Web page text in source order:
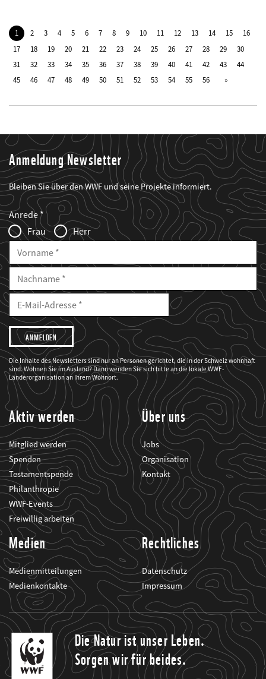
1 2 3 4 5 6 7 8 9 10 11 12 13 14 15
16
17
18 19 20 21 22 23 24 25 26 27 28 29
30
31
32 33 34 35 36 37 38 39 40 41 42 43
44
45
46 47 48 49 50 51 52 53 54 55 56
Anmeldung Newsletter
Bleiben Sie über den WWF und seine Projekte informiert.
Web2Case
Infofelder
Fieldset
anrede_name
Anrede
Frau
Herr
Vorname
Nachname
E-
Mailadresse
E-
Adresse
Ich
möchte,
dass
der
WWF
mich
über
seine
Projekte
informiert.
Die Inhalte des Newsletters sind nur an Personen gerichtet, die in der Schweiz wohnhaft
sind. Wohnen Sie im Ausland? Dann wenden Sie sich bitte an die lokale WWF-
Länderorganisation an Ihrem Wohnort.
Aktiv werden
Mitglied werden
Spenden
Testamentspende
Philanthropie
WWF-Events
Freiwillig arbeiten
Über uns
Jobs
Organisation
Kontakt
Medien
Medienmitteilungen
Medienkontakte
Rechtliches
Datenschutz
Impressum
Die Natur ist unser Leben.
Sorgen wir für beides.